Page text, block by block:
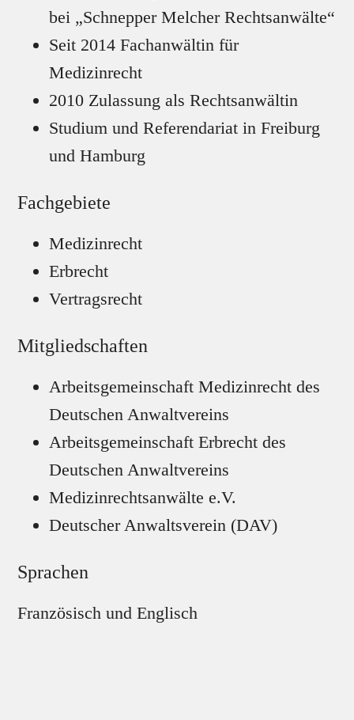
bei „Schnepper Melcher Rechtsanwälte“
Seit 2014 Fachanwältin für
Medizinrecht
2010 Zulassung als Rechtsanwältin
Studium und Referendariat in Freiburg
und Hamburg
Fachgebiete
Medizinrecht
Erbrecht
Vertragsrecht
Mitgliedschaften
Arbeitsgemeinschaft Medizinrecht des
Deutschen Anwaltvereins
Arbeitsgemeinschaft Erbrecht des
Deutschen Anwaltvereins
Medizinrechtsanwälte e.V.
Deutscher Anwaltsverein (DAV)
Sprachen
Französisch und Englisch